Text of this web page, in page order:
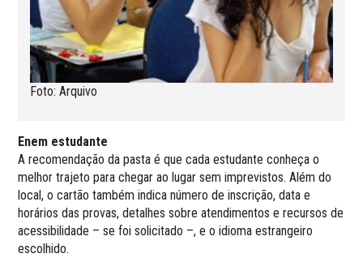
Foto: Arquivo
Enem estudante
A recomendação da pasta é que cada estudante conheça o
melhor trajeto para chegar ao lugar sem imprevistos. Além do
local, o cartão também indica número de inscrição, data e
horários das provas, detalhes sobre atendimentos e recursos de
acessibilidade – se foi solicitado –, e o idioma estrangeiro
escolhido.